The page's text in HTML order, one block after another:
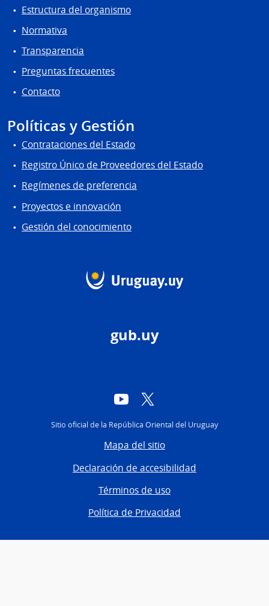
Estructura del organismo
Normativa
Transparencia
Preguntas frecuentes
Contacto
Políticas y Gestión
Contrataciones del Estado
Registro Único de Proveedores del Estado
Regímenes de preferencia
Proyectos e innovación
Gestión del conocimiento
gub.uy
YouTube
Sitio oficial de la República Oriental del Uruguay
Mapa del sitio
Declaración de accesibilidad
Términos de uso
Política de Privacidad